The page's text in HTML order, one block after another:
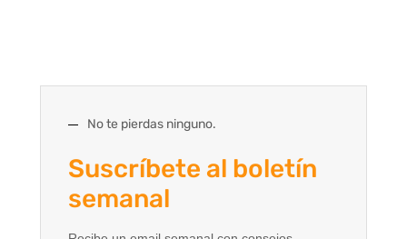
No te pierdas ninguno.
Suscríbete al boletín
semanal